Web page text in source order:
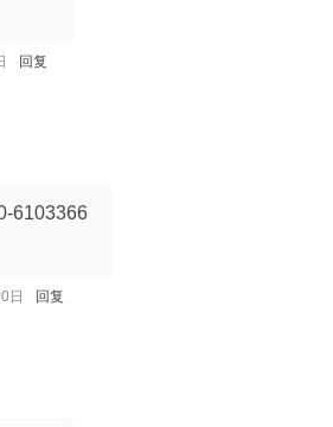
回复
6103366
日 回复